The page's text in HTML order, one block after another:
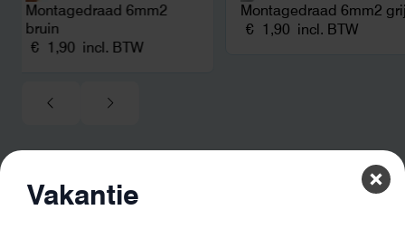
Montagedraad 6mm2
bruin
€ 1,90 incl. BTW
Montagedraad 6mm2
€ 1,90 incl. BTW
Vakantie